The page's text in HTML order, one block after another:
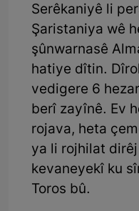
Serêkaniyê li
Şaristaniya wê
şûnwarnasê
hatiye dîtin.
vedigere 6
berî zayînê. Ev
rojava, heta
ya li rojhilat
kevaneyekî ku
Toros bû.